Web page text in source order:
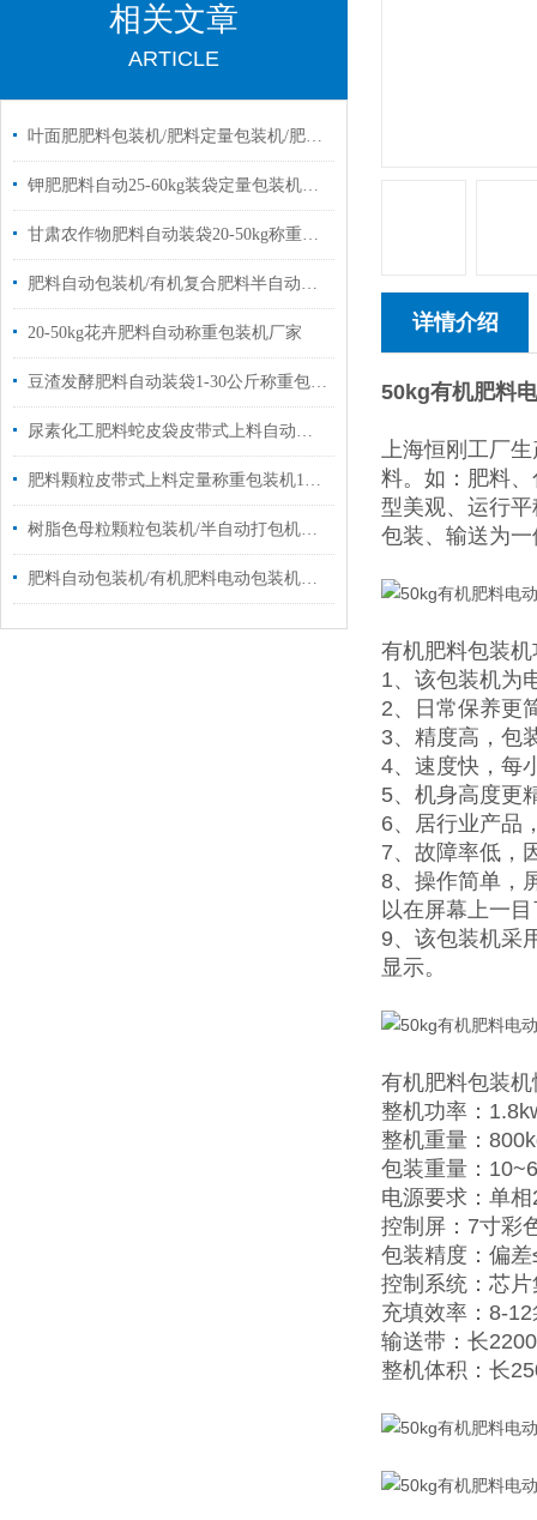
相关文章
ARTICLE
叶面肥肥料包装机/肥料定量包装机/肥料称重包装机
钾肥肥料自动25-60kg装袋定量包装机简单操作
甘肃农作物肥料自动装袋20-50kg称重电子包装机厂家定制
肥料自动包装机/有机复合肥料半自动包装机厂家
20-50kg花卉肥料自动称重包装机厂家
豆渣发酵肥料自动装袋1-30公斤称重包装机厂家
尿素化工肥料蛇皮袋皮带式上料自动称重包装机厂家定制
肥料颗粒皮带式上料定量称重包装机10-50公斤
树脂色母粒颗粒包装机/半自动打包机厂家定制
肥料自动包装机/有机肥料电动包装机定制厂家
详情介绍
50kg有机肥料
上海恒刚工厂
料。如：肥料
型美观、运行
包装、输送为
有机肥料包装机
1、该包装机为
2、日常保养更
3、精度高，包
4、速度快，每
5、机身高度更
6、居行业产品
7、故障率低，
8、操作简单，
以在屏幕上一
9、该包装机采
显示。
有机肥料包装机
整机功率：
整机重量：
包装重量：
电源要求：单
控制屏：7寸彩
包装精度：偏
控制系统：芯
充填效率：8-
输送带：长
整机体积：长